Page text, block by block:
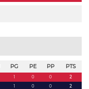
PG PE PP PTS
1 0 0
2
1 0 0
2